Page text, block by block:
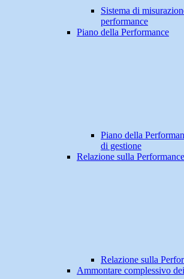
Sistema di
performance
Piano della Performance
Piano della
di gestione
Relazione sulla Performance
Relazione sulla
Ammontare complessivo